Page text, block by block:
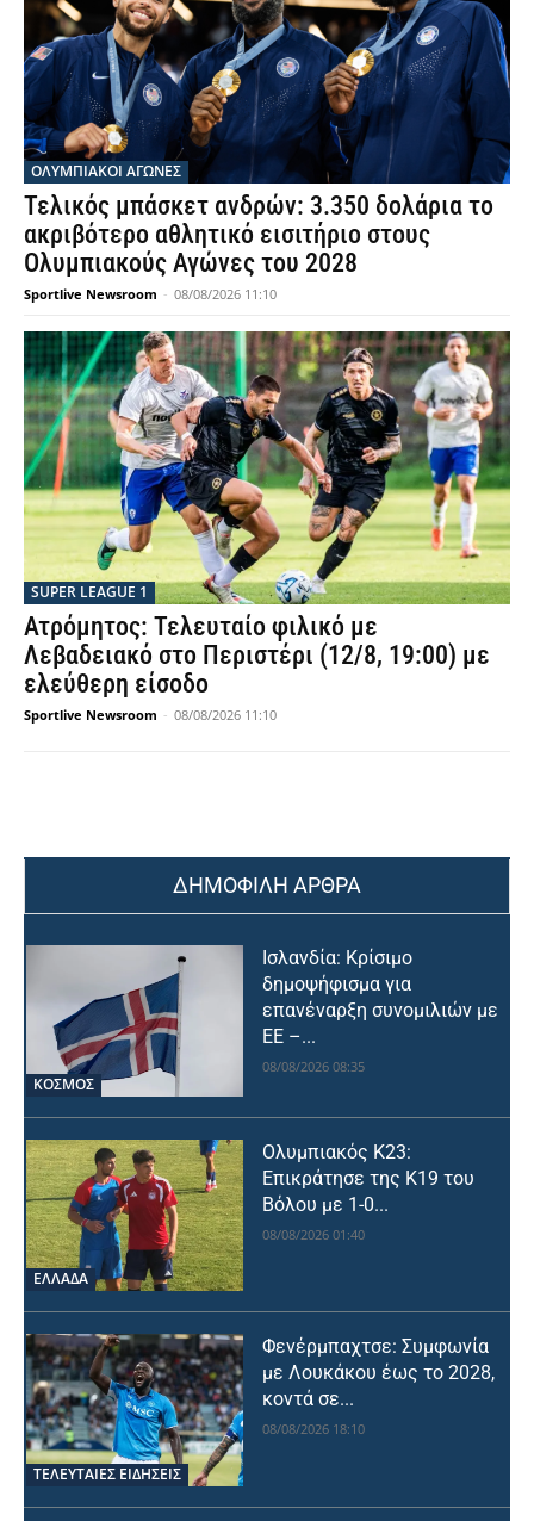
ΟΛΥΜΠΙΑΚΟΊ ΑΓΏΝΕΣ
Τελικός μπάσκετ ανδρών: 3.350 δολάρια το
ακριβότερο αθλητικό εισιτήριο στους
Ολυμπιακούς Αγώνες του 2028
Sportlive Newsroom - 08/08/2026 11:10
SUPER LEAGUE 1
Ατρόμητος: Τελευταίο φιλικό με
Λεβαδειακό στο Περιστέρι (12/8, 19:00) με
ελεύθερη είσοδο
Sportlive Newsroom - 08/08/2026 11:10
ΔΗΜΟΦΙΛΗ ΑΡΘΡΑ
ΚΟΣΜΟΣ
Ισλανδία: Κρίσιμο
δημοψήφισμα για
επανέναρξη συνομιλιών με
ΕΕ –...
08/08/2026 08:35
ΕΛΛΑΔΑ
Ολυμπιακός Κ23:
Επικράτησε της Κ19 του
Βόλου με 1-0...
08/08/2026 01:40
ΤΕΛΕΥΤΑΙΕΣ ΕΙΔΗΣΕΙΣ
Φενέρμπαχτσε: Συμφωνία
με Λουκάκου έως το 2028,
κοντά σε...
08/08/2026 18:10